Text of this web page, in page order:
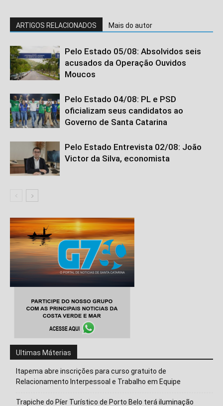
ARTIGOS RELACIONADOS Mais do autor
Pelo Estado 05/08: Absolvidos seis
acusados da Operação Ouvidos
Moucos
Pelo Estado 04/08: PL e PSD
oficializam seus candidatos ao
Governo de Santa Catarina
Pelo Estado Entrevista 02/08: João
Victor da Silva, economista
Ultimas Máterias
Itapema abre inscrições para curso gratuito de
Relacionamento Interpessoal e Trabalho em Equipe
Trapiche do Píer Turístico de Porto Belo terá iluminação